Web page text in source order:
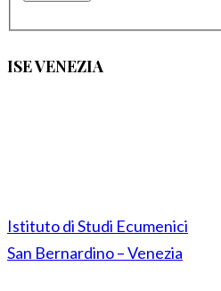
ISE VENEZIA
Istituto di Studi Ecumenici
San Bernardino – Venezia